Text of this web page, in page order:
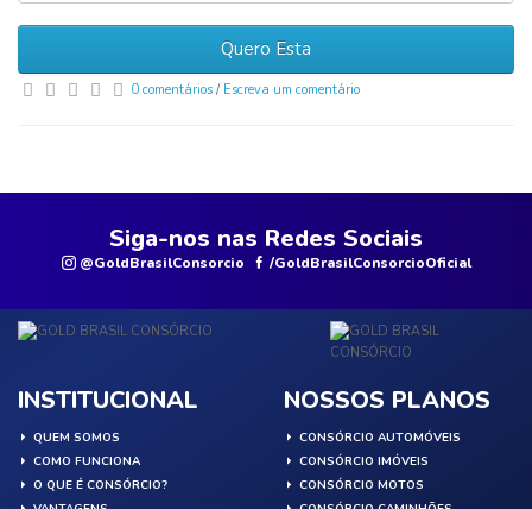
Quero Esta
0 comentários / Escreva um comentário
Siga-nos nas Redes Sociais
@GoldBrasilConsorcio /GoldBrasilConsorcioOficial
INSTITUCIONAL
QUEM SOMOS
COMO FUNCIONA
O QUE É CONSÓRCIO?
NOSSOS PLANOS
CONSÓRCIO AUTOMÓVEIS
CONSÓRCIO IMÓVEIS
CONSÓRCIO MOTOS